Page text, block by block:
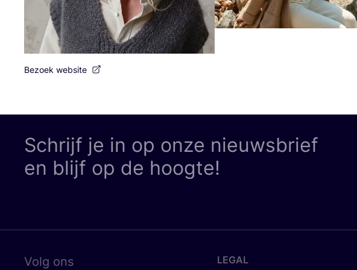
Bezoek website
Schrijf je in op onze nieuwsbrief
en blijf op de hoogte!
Volg ons LEGAL